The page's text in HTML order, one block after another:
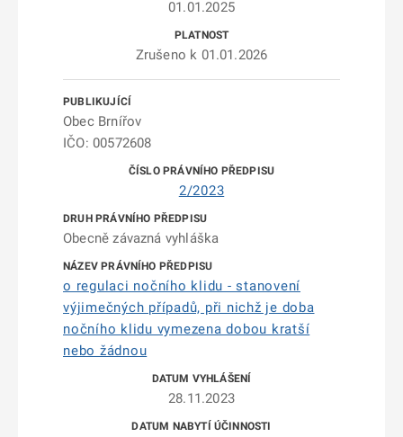
01.01.2025
Zrušeno k 01.01.2026
Obec Brnířov
IČO: 00572608
2/2023
Obecně závazná vyhláška
o regulaci nočního klidu - stanovení
výjimečných případů, při nichž je doba
nočního klidu vymezena dobou kratší
nebo žádnou
28.11.2023